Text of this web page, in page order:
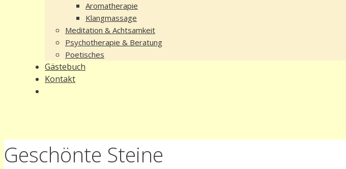
Aromatherapie
Klangmassage
Meditation & Achtsamkeit
Psychotherapie & Beratung
Poetisches
Gästebuch
Kontakt
Geschönte Steine